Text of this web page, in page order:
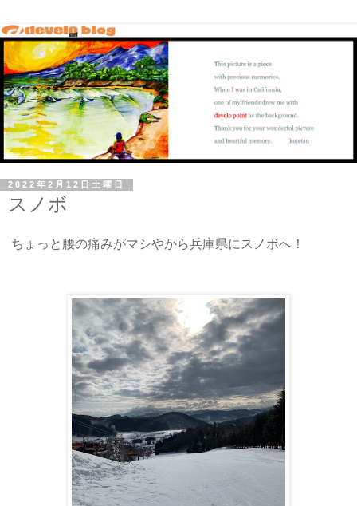
2022年2月12日土曜日
スノボ
ちょっと腰の痛みがマシやから兵庫県にスノボへ！